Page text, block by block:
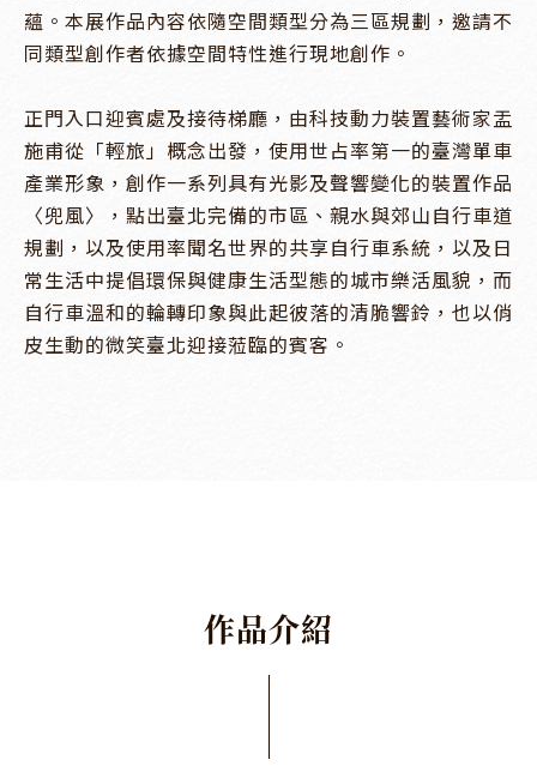
蘊。本展作品內容依隨空間類型分為三區規劃，邀請不
同類型創作者依據空間特性進行現地創作。
正門入口迎賓處及接待梯廳，由科技動力裝置藝術家盂
施甫從「輕旅」概念出發，使用世占率第一的臺灣單車
產業形象，創作一系列具有光影及聲響變化的裝置作品
〈兜風〉，點出臺北完備的市區、親水與郊山自行車道
規劃，以及使用率聞名世界的共享自行車系統，以及日
常生活中提倡環保與健康生活型態的城市樂活風貌，而
自行車溫和的輪轉印象與此起彼落的清脆響鈴，也以俏
皮生動的微笑臺北迎接蒞臨的賓客。
作品介紹